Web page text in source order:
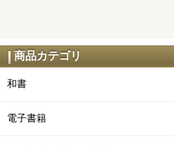
商品カテゴリ
和書
電子書籍